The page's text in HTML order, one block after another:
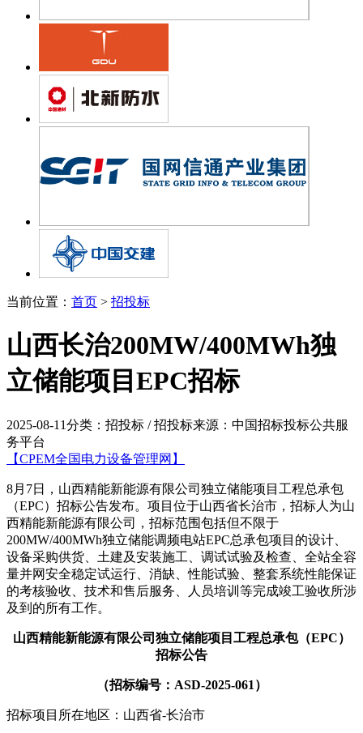
当前位置： 首页 > 招投标
山西长治200MW/400MWh独
立储能项目EPC招标
2025-08-11分类：招投标 / 招投标来源：中国招标投标公共服
务平台
【CPEM全国电力设备管理网】
8月7日，山西精能新能源有限公司独立储能项目工程总承包
（EPC）招标公告发布。项目位于山西省长治市，招标人为山
西精能新能源有限公司，招标范围包括但不限于
200MW/400MWh独立储能调频电站EPC总承包项目的设计、
设备采购供货、土建及安装施工、调试试验及检查、全站全容
量并网安全稳定试运行、消缺、性能试验、整套系统性能保证
的考核验收、技术和售后服务、人员培训等完成竣工验收所涉
及到的所有工作。
山西精能新能源有限公司独立储能项目工程总承包（EPC）
招标公告
（招标编号：ASD-2025-061）
招标项目所在地区：山西省-长治市